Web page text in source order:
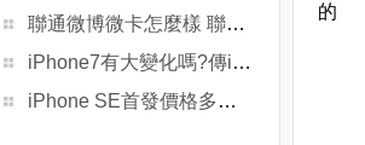
的
聯通微博微卡怎麼樣 聯通微博微卡資費功能介紹
iPhone7有大變化嗎?傳iPhone7提供3GB內存和防水功能
iPhone SE首發價格多少 iPhone SE各地首發價格